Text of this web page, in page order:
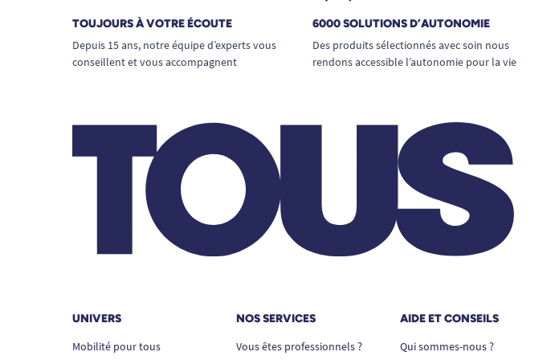
TOUJOURS À VOTRE ÉCOUTE
Depuis 15 ans, notre équipe d’experts vous
conseillent et vous accompagnent
6000 SOLUTIONS D’AUTONOMIE
Des produits sélectionnés avec soin nous
rendons accessible l’autonomie pour la vie
UNIVERS
Mobilité pour tous
NOS SERVICES
Vous êtes professionnels ?
AIDE ET CONSEILS
Qui sommes-nous ?